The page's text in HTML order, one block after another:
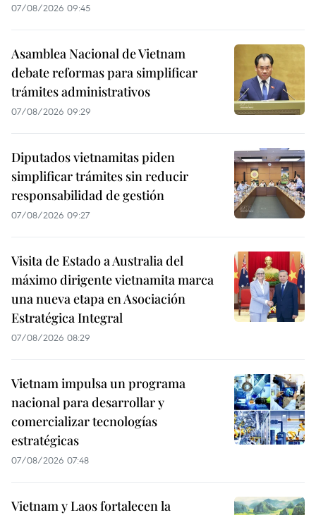
07/08/2026 09:45
Asamblea Nacional de Vietnam
debate reformas para simplificar
trámites administrativos
07/08/2026 09:29
Diputados vietnamitas piden
simplificar trámites sin reducir
responsabilidad de gestión
07/08/2026 09:27
Visita de Estado a Australia del
máximo dirigente vietnamita marca
una nueva etapa en Asociación
Estratégica Integral
07/08/2026 08:29
Vietnam impulsa un programa
nacional para desarrollar y
comercializar tecnologías
estratégicas
07/08/2026 07:48
Vietnam y Laos fortalecen la